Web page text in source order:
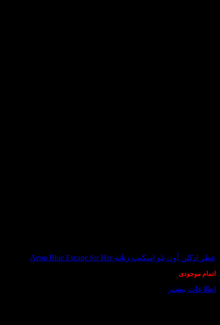
عطر ادکلن آون بلو اسکیپ زنانه-Avon Blue Escape for Her
اتمام موجودی
اطلاعات بیشتر